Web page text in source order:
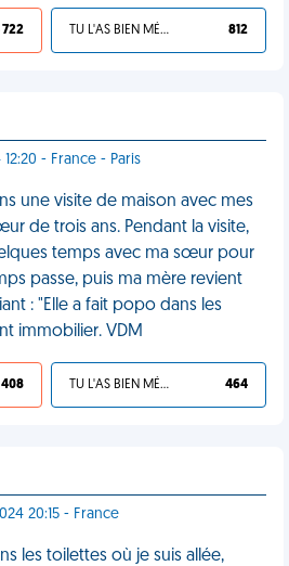
722 TU L'AS BIEN MÉRITÉ 812
- France - Paris
une visite de maison avec mes
de trois ans. Pendant la visite,
temps avec ma sœur pour
passe, puis ma mère revient
: "Elle a fait popo dans les
immobilier. VDM
408 TU L'AS BIEN MÉRITÉ 464
20:15 - France
les toilettes où je suis allée,